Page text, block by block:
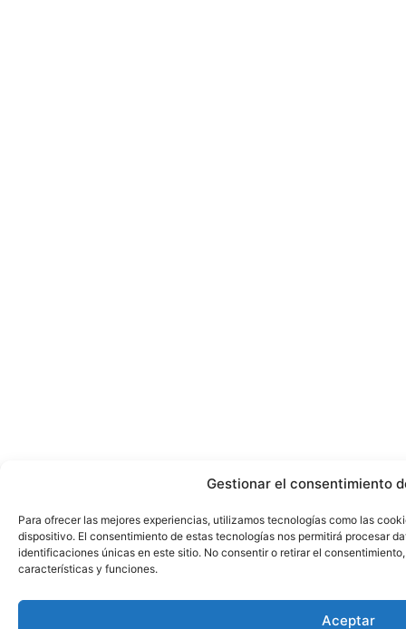
Gestionar el consentimiento
Para ofrecer las mejores experiencias, utilizamos tecnologías como las
dispositivo. El consentimiento de estas tecnologías nos permitirá procesar
identificaciones únicas en este sitio. No consentir o retirar el
características y funciones.
Aceptar